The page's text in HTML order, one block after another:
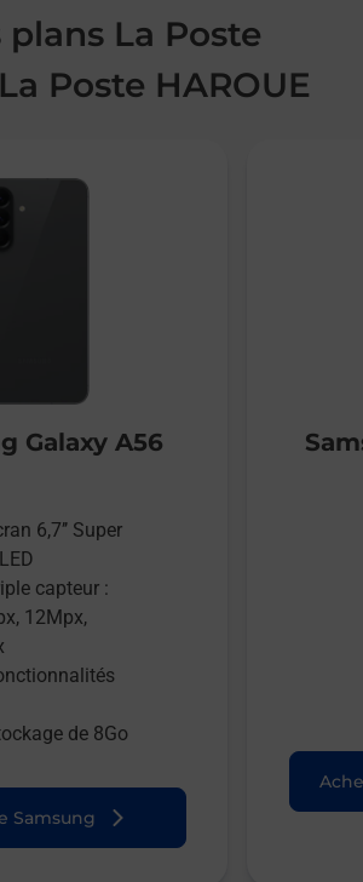
plans La Poste
Poste HAROUE
Galaxy A56
6,7’’ Super
capteur :
12Mpx,
de 8Go
Samsung